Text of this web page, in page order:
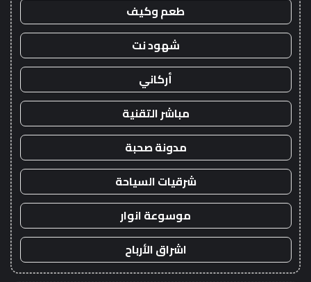
طعم وكيف
شهود نت
أركاني
مباشر التقنية
مدونة صحبة
شرقيات السياحة
موسوعة انوار
اشراق الأرباح